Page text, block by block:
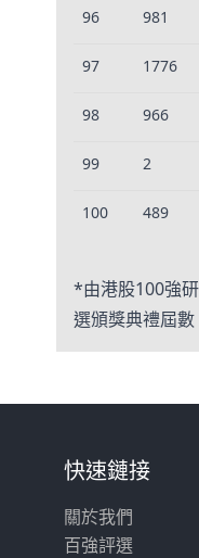
96 981
97 1776
98 966
99 2
100 489
*由港股100強
選頒獎典禮屆數
快速鏈接
關於我們
百強評選